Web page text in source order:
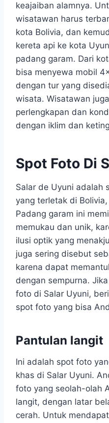
keajaiban alamnya.
wisatawan harus
kota Bolivia, dan
kereta api ke kota
padang garam. Dari
bisa menyewa mobil
dengan tur yang
wisata. Wisatawan
perlengkapan dan
dengan iklim dan
Spot Foto Di
Salar de Uyuni adalah
yang terletak di
Padang garam ini
memukau dan unik,
ilusi optik yang
juga sering disebut
karena dapat
dengan sempurna.
foto di Salar Uyuni,
spot foto yang bisa
Pantulan langit
Ini adalah spot foto
khas di Salar Uyuni.
foto yang seolah-olah
langit, dengan latar
cerah. Untuk